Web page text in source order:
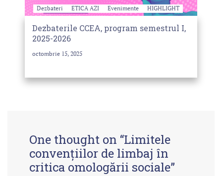
Dezbateri ETICA AZI Evenimente HIGHLIGHT
Dezbaterile CCEA, program semestrul I,
2025-2026
octombrie 15, 2025
One thought on “Limitele
convenţiilor de limbaj în
critica omologării sociale”